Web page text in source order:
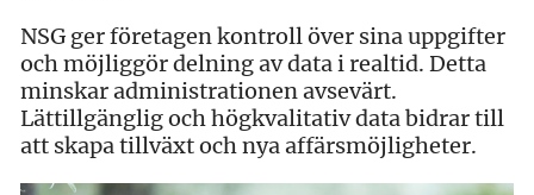
NSG ger företagen kontroll över sina uppgifter
och möjliggör delning av data i realtid. Detta
minskar administrationen avsevärt.
Lättillgänglig och högkvalitativ data bidrar till
att skapa tillväxt och nya affärsmöjligheter.